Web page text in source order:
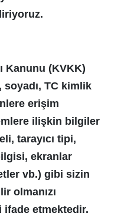
Kanunu (KVKK)
soyadı, TC kimlik
erişim
ilişkin bilgiler
tarayıcı tipi,
ekranlar
vb.) gibi sizin
olmanızı
etmektedir.